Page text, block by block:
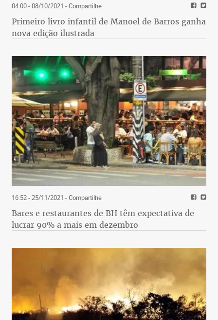
04:00 - 08/10/2021 - Compartilhe
Primeiro livro infantil de Manoel de Barros ganha
nova edição ilustrada
16:52 - 25/11/2021 - Compartilhe
Bares e restaurantes de BH têm expectativa de
lucrar 90% a mais em dezembro